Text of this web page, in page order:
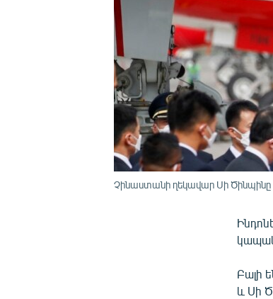
ՁԳՏԵԼՈՎ ԼԱՎԱԳՈՒՅՆԻՆ
Չինաստանի ղեկավար Սի Ծինպինը
Բալի
և Սի